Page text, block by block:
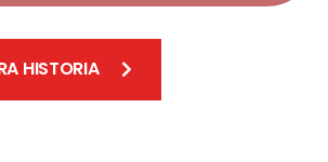
HISTORIA